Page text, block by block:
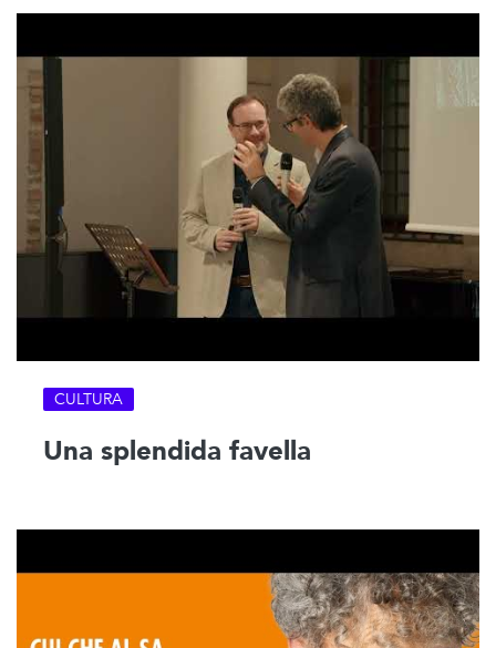
CULTURA
Una splendida favella